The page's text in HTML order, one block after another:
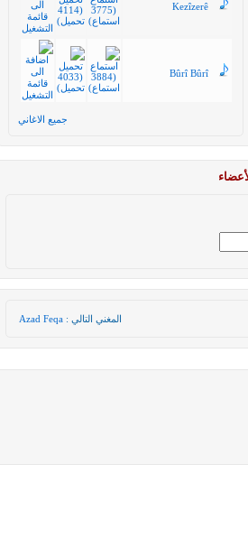
Kezîzerê
Bûrî Bûrî
جميع الاغاني
المغني التالي :Azad Feqa